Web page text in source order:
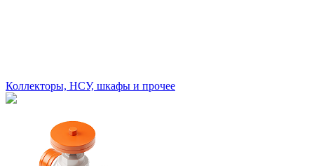
Коллекторы, НСУ, шкафы и прочее